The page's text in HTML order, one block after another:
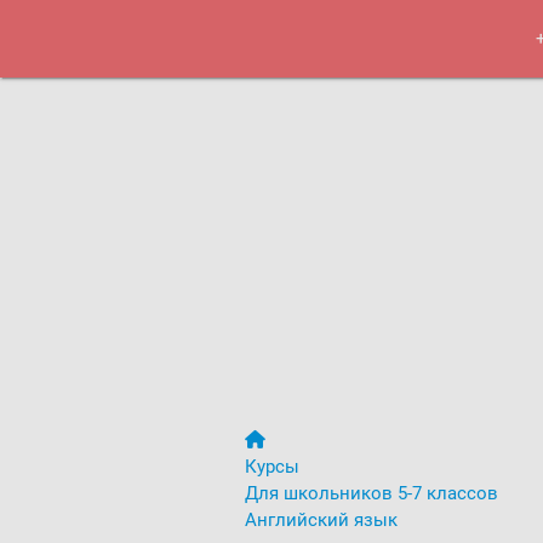
Курсы
Для школьников 5-7 классов
Английский язык